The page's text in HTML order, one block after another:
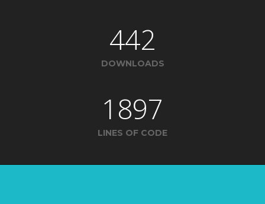
442
DOWNLOADS
1897
LINES OF CODE